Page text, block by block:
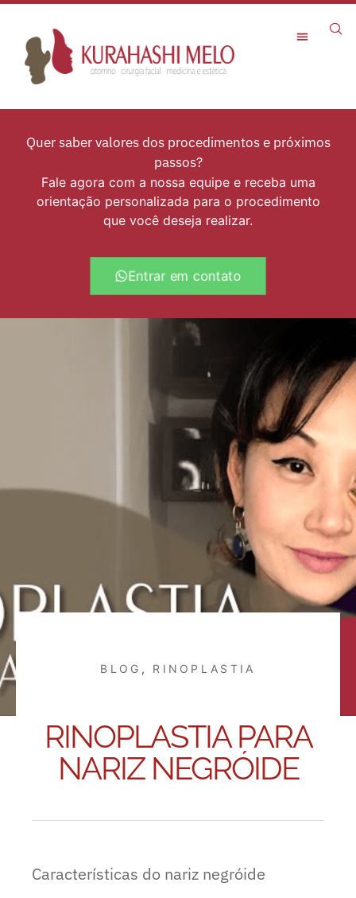
Quer saber valores dos procedimentos e próximos
passos?
Fale agora com a nossa equipe e receba uma
orientação personalizada para o procedimento
que você deseja realizar.
Entrar em contato
BLOG , RINOPLASTIA
RINOPLASTIA PARA
NARIZ NEGRÓIDE
Características do nariz negróide